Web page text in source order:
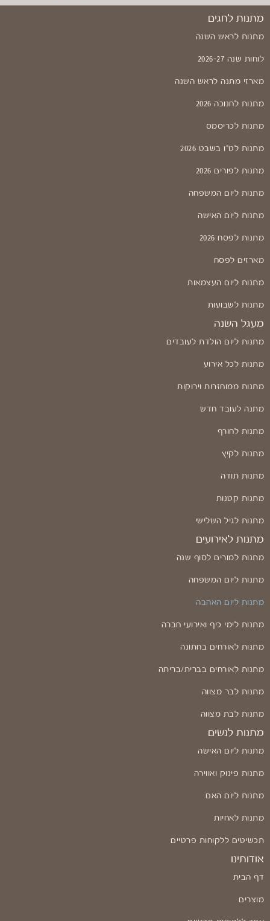
מתנות לחגים
מתנות לראש השנה
לוחות שנה 2026-27
מארזי מתנה לראש השנה
מתנות לחנוכה 2026
מתנות לכריסמס
מתנות לט"ו בשבט 2026
מתנות לפורים 2026
מתנות ליום המשפחה
מתנות ליום האישה
מתנות לפסח 2026
מארזים לפסח
מתנות ליום העצמאות
מתנות לשבועות
מעגל השנה
מתנות ליום הולדת לעובדים
מתנות לכל אירוע
מתנות ממוחזרות וירוקות
מתנה לעובד חדש
מתנות לחורף
מתנות לקיץ
מתנות תודה
מתנות קטנות
מתנות לגיל השלישי
מתנות לאירועים
מתנות למורים לסוף שנה
מתנות ליום המשפחה
מתנות ליום האהבה
מתנות לימי כיף ואירועי חברה
מתנות לאורחים בחתונה
מתנות לאורחים בברית/בריתה
מתנות לבר מצווה
מתנות לבת מצווה
מתנות לנשים
מתנות ליום האישה
מתנות פינוק ואווירה
מתנות ליום האם
מתנות לאחיות
תכשיטים ללקוחות פרטיים
אודותינו
דף הבית
מוצרים